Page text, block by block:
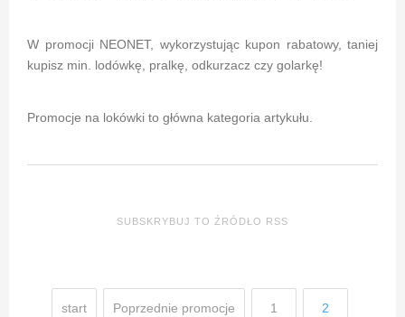
W promocji NEONET, wykorzystując kupon rabatowy, taniej
kupisz min. lodówkę, pralkę, odkurzacz czy golarkę!
Promocje na lokówki to główna kategoria artykułu.
SUBSKRYBUJ TO ŹRÓDŁO RSS
start Poprzednie promocje 1 2